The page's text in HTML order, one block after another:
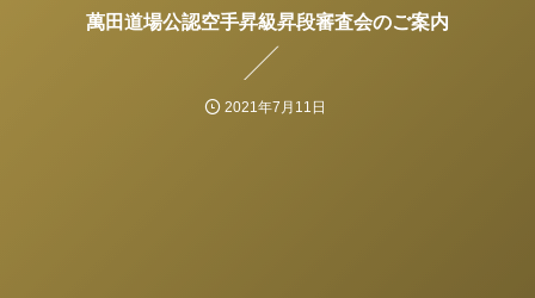
萬田道場公認空手昇級昇段審査会のご案内
2021年7月11日